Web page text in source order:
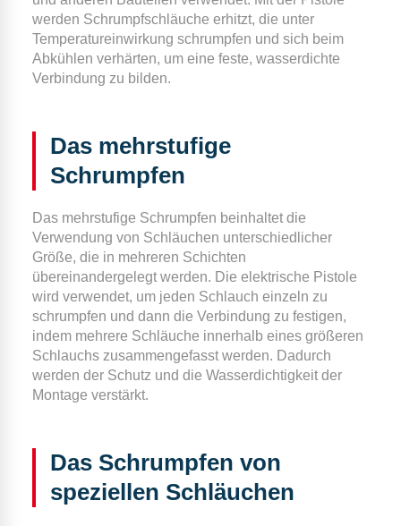
werden Schrumpfschläuche erhitzt, die unter
Temperatureinwirkung schrumpfen und sich beim
Abkühlen verhärten, um eine feste, wasserdichte
Verbindung zu bilden.
Das mehrstufige
Schrumpfen
Das mehrstufige Schrumpfen beinhaltet die
Verwendung von Schläuchen unterschiedlicher
Größe, die in mehreren Schichten
übereinandergelegt werden. Die elektrische Pistole
wird verwendet, um jeden Schlauch einzeln zu
schrumpfen und dann die Verbindung zu festigen,
indem mehrere Schläuche innerhalb eines größeren
Schlauchs zusammengefasst werden. Dadurch
werden der Schutz und die Wasserdichtigkeit der
Montage verstärkt.
Das Schrumpfen von
speziellen Schläuchen